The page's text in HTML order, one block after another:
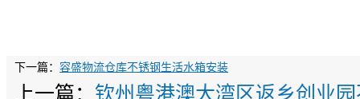
下一篇： 容盛物流仓库不锈钢生活水箱安装
上一篇： 钦州粤港澳大湾区返乡创业